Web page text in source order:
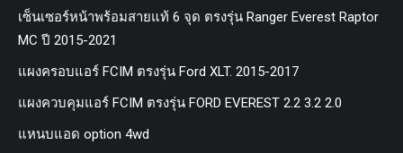
เซ็นเซอร์หน้าพร้อมสายแท้ 6 จุด ตรงรุ่น Ranger Everest Raptor
MC ปี 2015-2021
แผงครอบแอร์ FCIM ตรงรุ่น Ford XLT. 2015-2017
แผงควบคุมแอร์ FCIM ตรงรุ่น FORD EVEREST 2.2 3.2 2.0
แหนบแอด option 4wd